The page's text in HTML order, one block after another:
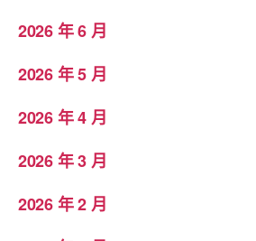
2026 年 6 月
2026 年 5 月
2026 年 4 月
2026 年 3 月
2026 年 2 月